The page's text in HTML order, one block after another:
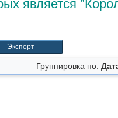
Группировка по: